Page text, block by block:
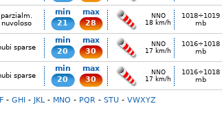
parzialm.
nuvoloso
min
21
max
28
NNO
18 km/h
1018÷1019
mb
sparse
min
20
max
30
NNO
17 km/h
1016÷1018
mb
sparse
min
20
max
30
NNO
17 km/h
1016÷1018
mb
- GHI- JKL- MNO - PQR - STU - VWXYZ